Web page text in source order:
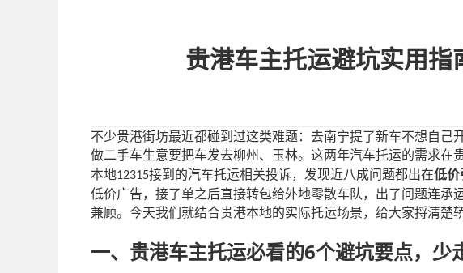
贵港车主托运避坑实用
不少贵港街坊最近都碰到过这类难题：去南宁提了新车不想自
做二手车生意要把车发去柳州、玉林。这两年汽车托运的需求
本地12315接到的汽车托运相关投诉，发现近八成问题都出在低价
低价广告，接了单之后直接转包给外地零散车队，出了问题连
兼顾。今天我们就结合贵港本地的实际托运场景，给大家捋清楚
一、贵港车主托运必看的6个避坑要点，少